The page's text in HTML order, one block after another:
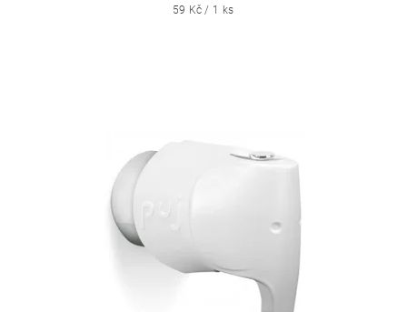
59 Kč / 1 ks